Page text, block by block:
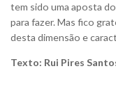
tem sido uma aposta
para fazer. Mas fico
desta dimensão e
Texto: Rui Pires